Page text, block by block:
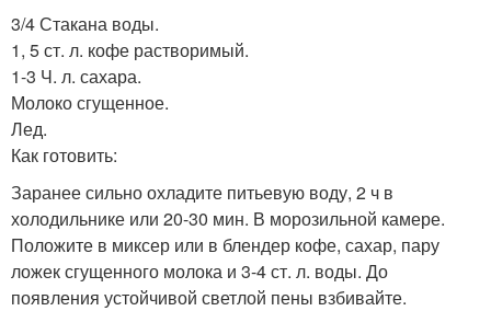
3/4 Стакана воды.
1, 5 ст. л. кофе растворимый.
1-3 Ч. л. сахара.
Молоко сгущенное.
Лед.
Как готовить:
Заранее сильно охладите питьевую воду, 2 ч в
холодильнике или 20-30 мин. В морозильной камере.
Положите в миксер или в блендер кофе, сахар, пару
ложек сгущенного молока и 3-4 ст. л. воды. До
появления устойчивой светлой пены взбивайте.